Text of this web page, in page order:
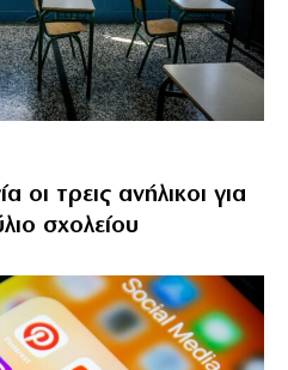
οι τρεις ανήλικοι για
σχολείου